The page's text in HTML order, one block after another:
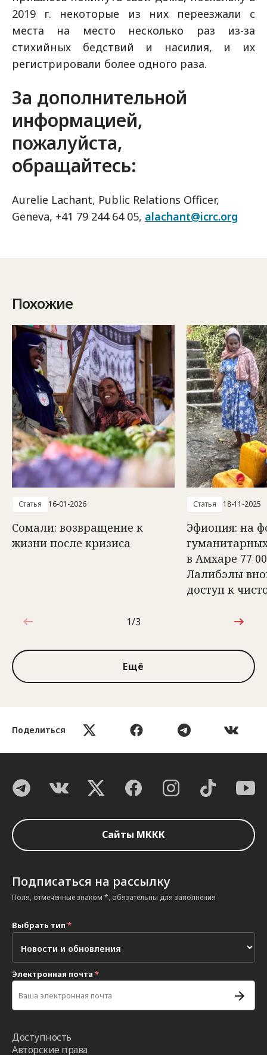
Поделиться
2019 г. некоторые из них переезжали с
места на место несколько раз из-за
стихийных бедствий и насилия, и их
регистрировали более одного раза.
За дополнительной
информацией,
пожалуйста,
обращайтесь:
Aurelie Lachant, Public Relations Officer,
Geneva, +41 79 244 64 05, alachant@icrc.org
Похожие
Статья 16-01-2026
Сомали: возвращение к
жизни после кризиса
Статья 18-11-2025
Эфиопия: на
в Амхаре 77
Лалибэлы
доступ к
1 из 3
1/3
Ещё
Сайты МККК
Подписаться на рассылку
Поля, отмеченные знаком *, обязательны для заполнения
Выбрать тип *
Электронная почта *
Доступность
Авторские права